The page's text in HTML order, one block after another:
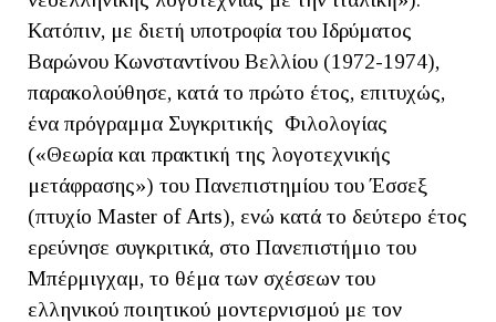
Κατόπιν, με διετή υποτροφία του Ιδρύματος
Βαρώνου Κωνσταντίνου Βελλίου (1972-1974),
παρακολούθησε, κατά το πρώτο έτος, επιτυχώς,
ένα πρόγραμμα Συγκριτικής Φιλολογίας
(«Θεωρία και πρακτική της λογοτεχνικής
μετάφρασης») του Πανεπιστημίου του Έσσεξ
(πτυχίο Master of Arts), ενώ κατά το δεύτερο έτος
ερεύνησε συγκριτικά, στο Πανεπιστήμιο του
Μπέρμιγχαμ, το θέμα των σχέσεων του
ελληνικού ποιητικού μοντερνισμού με τον